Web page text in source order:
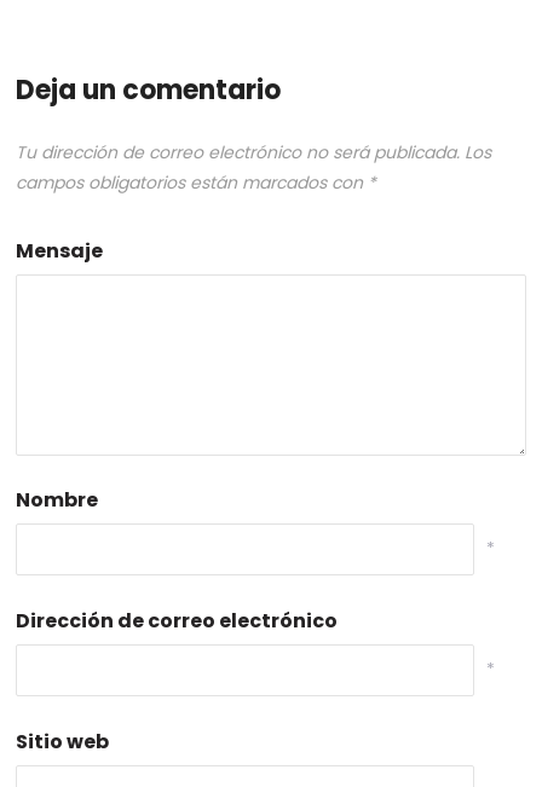
Deja un comentario
Tu dirección de correo electrónico no será publicada. Los
campos obligatorios están marcados con *
Mensaje
Nombre
*
Dirección de correo electrónico
*
Sitio web